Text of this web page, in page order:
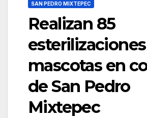
SAN PEDRO MIXTEPEC
Realizan 85
mascotas en
de San Pedro
Mixtepec